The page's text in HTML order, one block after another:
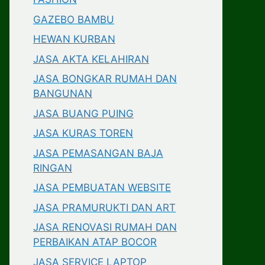
GAZEBO BAMBU
HEWAN KURBAN
JASA AKTA KELAHIRAN
JASA BONGKAR RUMAH DAN
BANGUNAN
JASA BUANG PUING
JASA KURAS TOREN
JASA PEMASANGAN BAJA
RINGAN
JASA PEMBUATAN WEBSITE
JASA PRAMURUKTI DAN ART
JASA RENOVASI RUMAH DAN
PERBAIKAN ATAP BOCOR
JASA SERVICE LAPTOP